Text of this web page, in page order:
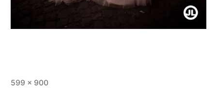
Originalgröße
599 × 900